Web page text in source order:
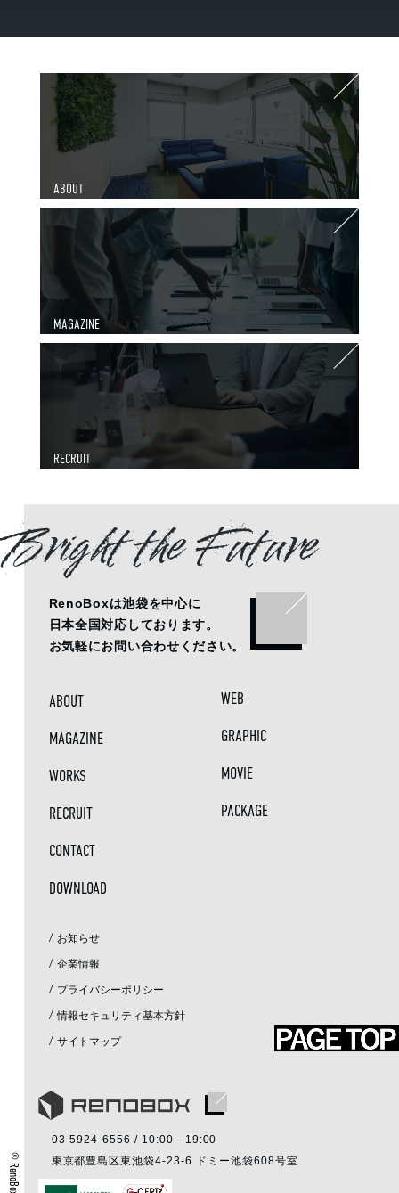
ABOUT
MAGAZINE
RECRUIT
Bright the Future
RenoBoxは池袋を中心に
日本全国対応しております。
お気軽にお問い合わせください。
ABOUT
MAGAZINE
WORKS
RECRUIT
CONTACT
DOWNLOAD
/ お知らせ
/ 企業情報
/ プライバシーポリシー
/情報セキュリティ基本方針
/ サイトマップ
WEB
GRAPHIC
MOVIE
PACKAGE
03-5924-6556 / 10:00 - 19:00
東京都豊島区東池袋4-23-6 ドミー池袋608号室